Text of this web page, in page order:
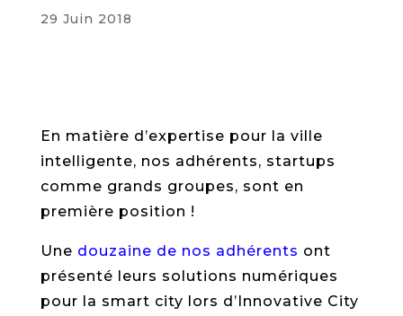
29 Juin 2018
En matière d’expertise pour la ville
intelligente, nos adhérents, startups
comme grands groupes, sont en
première position !
Une douzaine de nos adhérents ont
présenté leurs solutions numériques
pour la smart city lors d’Innovative City